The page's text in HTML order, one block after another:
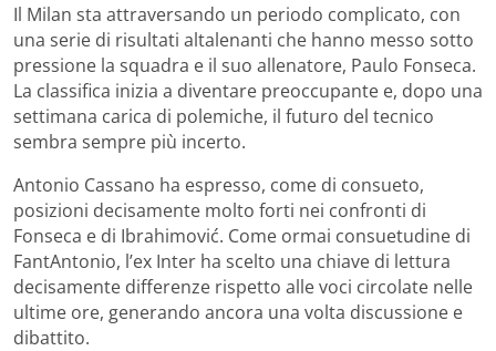
Il Milan sta attraversando un periodo complicato, con
una serie di risultati altalenanti che hanno messo sotto
pressione la squadra e il suo allenatore, Paulo Fonseca.
La classifica inizia a diventare preoccupante e, dopo una
settimana carica di polemiche, il futuro del tecnico
sembra sempre più incerto.
Antonio Cassano ha espresso, come di consueto,
posizioni decisamente molto forti nei confronti di
Fonseca e di Ibrahimović. Come ormai consuetudine di
FantAntonio, l’ex Inter ha scelto una chiave di lettura
decisamente differenze rispetto alle voci circolate nelle
ultime ore, generando ancora una volta discussione e
dibattito.